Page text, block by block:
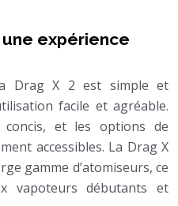
une expérience
Drag X 2 est simple et
facile et agréable.
et les options de
accessibles. La Drag X
gamme d’atomiseurs, ce
vapoteurs débutants et